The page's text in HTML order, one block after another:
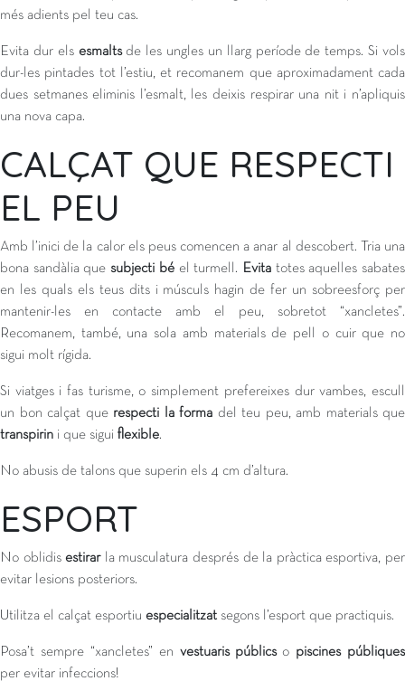
més adients pel teu cas.
Evita dur els esmaltsde les ungles un llarg període de temps. Si vols
dur-les pintades tot l’estiu, et recomanem que aproximadament cada
dues setmanes eliminis l’esmalt, les deixis respirar una nit i n’apliquis
una nova capa.
CALÇAT QUE RESPECTI
EL PEU
Amb l’inici de la calor els peus comencen a anar al descobert. Tria una
bona sandàlia quesubjecti béel turmell. Evitatotes aquelles sabates
en les quals els teus dits i músculs hagin de fer un sobreesforç per
mantenir-les en contacte amb el peu, sobretot “xancletes”.
Recomanem, també, una sola amb materials de pell o cuir que no
sigui molt rígida.
Si viatges i fas turisme, o simplement prefereixes dur vambes, escull
un bon calçat que respecti la forma del teu peu, amb materials que
transpirin i que sigui flexible.
No abusis de talons que superin els 4 cm d’altura.
ESPORT
No oblidisestirarla musculatura després de la pràctica esportiva, per
evitar lesions posteriors.
Utilitza el calçat esportiu especialitzat segons l’esport que practiquis.
Posa’t sempre “xancletes” en vestuaris públicso piscines públiques
per evitar infeccions!